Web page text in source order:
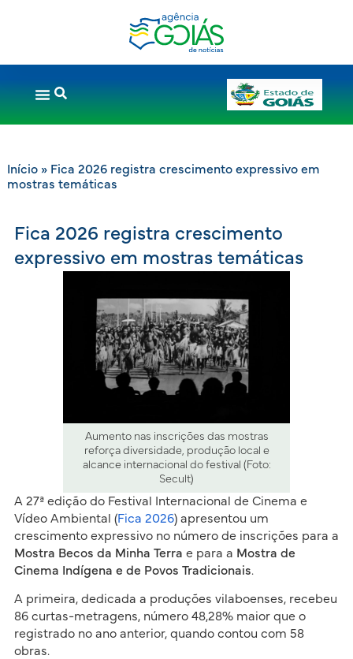
Início» Fica 2026 registra crescimento expressivo em
mostras temáticas
Fica 2026 registra crescimento
expressivo em mostras temáticas
Aumento nas inscrições das mostras
reforça diversidade, produção local e
alcance internacional do festival (Foto:
Secult)
A 27ª edição do Festival Internacional de Cinema e
Vídeo Ambiental (Fica 2026) apresentou um
crescimento expressivo no número de inscrições para a
Mostra Becos da Minha Terra e para a Mostra de
Cinema Indígena e de Povos Tradicionais.
A primeira, dedicada a produções vilaboenses, recebeu
86 curtas-metragens, número 48,28% maior que o
registrado no ano anterior, quando contou com 58
obras.